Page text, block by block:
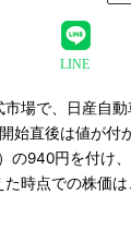
LINE
場で、日産自
始直後は値が付
の940円を付け
時点での株価